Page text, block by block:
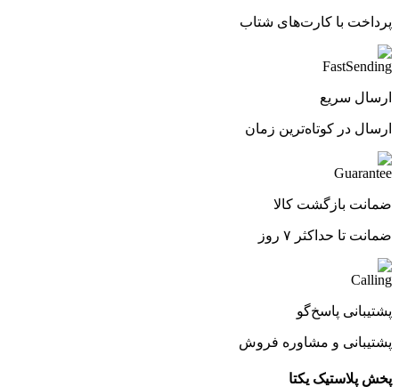
پرداخت با کارت‌های شتاب
ارسال سریع
ارسال در کوتاه‌ترین زمان
ضمانت بازگشت کالا
ضمانت تا حداکثر ۷ روز
پشتیبانی پاسخ‌گو
پشتیبانی و مشاوره فروش
پخش پلاستیک یکتا